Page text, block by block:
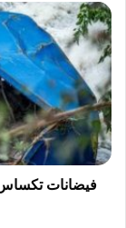
ف
ي
ض
ا
ن
ا
ت
ت
ك